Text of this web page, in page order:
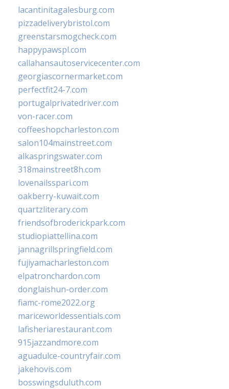
lacantinitagalesburg.com
pizzadeliverybristol.com
greenstarsmogcheck.com
happypawspl.com
callahansautoservicecenter.com
georgiascornermarket.com
perfectfit24-7.com
portugalprivatedriver.com
von-racer.com
coffeeshopcharleston.com
salon104mainstreet.com
alkaspringswater.com
318mainstreet8h.com
lovenailsspari.com
oakberry-kuwait.com
quartzliterary.com
friendsofbroderickpark.com
studiopiattellina.com
jannagrillspringfield.com
fujiyamacharleston.com
elpatronchardon.com
donglaishun-order.com
fiamc-rome2022.org
mariceworldessentials.com
lafisheriarestaurant.com
915jazzandmore.com
aguadulce-countryfair.com
jakehovis.com
bosswingsduluth.com